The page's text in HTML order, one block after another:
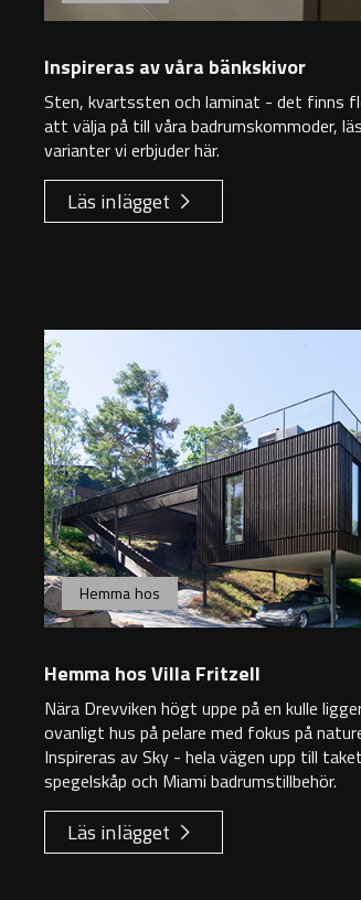
Inspireras av våra bänkskivor
Sten, kvartssten och laminat - det finns
att välja på till våra badrumskommoder,
varianter vi erbjuder här.
Läs inlägget
Hemma hos
Hemma hos Villa Fritzell
Nära Drevviken högt uppe på en kulle
ovanligt hus på pelare med fokus på
Inspireras av Sky - hela vägen upp till
spegelskåp och Miami badrumstillbehör.
Läs inlägget